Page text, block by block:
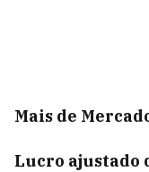
Mais de
Lucro ajustado